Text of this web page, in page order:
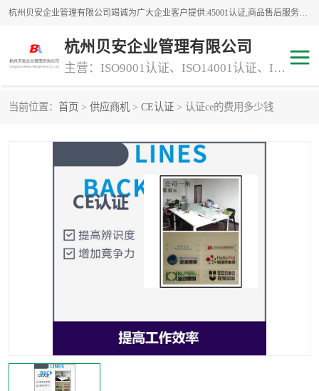
杭州贝安企业管理有限公司竭诚为广大企业客户提供:45001认证,商品售后服务认证,CE认证,知识产权体系认证,iso体系认证等服务,公司提供一条认证服务,方便快捷.
杭州贝安企业管理有限公司
主营：ISO9001认证、ISO14001认证、ISO认证、ISO22000认证、ISO/TS16949认证,FSC森林认证
当前位置： 首页 > 供应商机 > CE认证 > 认证ce的费用多少钱
专业资质评价证书(1) ISO9000
45001认证
GJB 9001C-2017 知识产权体系认证
工程承包 交通运输服务
CCRC认证
ISO9001认证